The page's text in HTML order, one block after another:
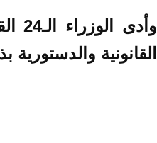
القانونية